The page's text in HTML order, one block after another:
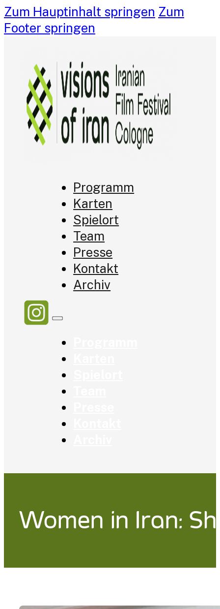
Zum Hauptinhalt springen Zum
Footer springen
Programm
Karten
Spielort
Team
Presse
Kontakt
Archiv
Women in Iran: